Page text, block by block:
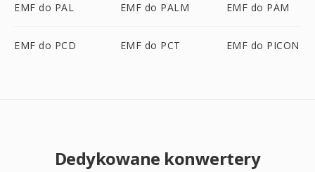
EMF do PAL EMF do PALM EMF do PAM
EMF do PCD EMF do PCT EMF do PICON
Dedykowane konwertery